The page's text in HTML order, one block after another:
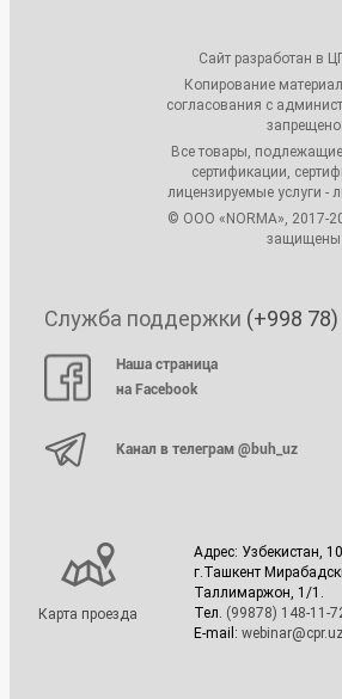
Сайт разработан в
Копирование
согласования с
запрещено.
Все товары,
сертификации,
лицензируемые услуги -
© ООО «NORMA», 2017-
защищены.
Служба поддержки (+998
Наша страница
на Facebook
Канал в телеграм @buh_uz
Карта проезда
Адрес: Узбекистан,
г.Ташкент
Таллимаржон, 1/1.
Тел. (99878) 148-11-
E-mail: webinar@cpr.uz